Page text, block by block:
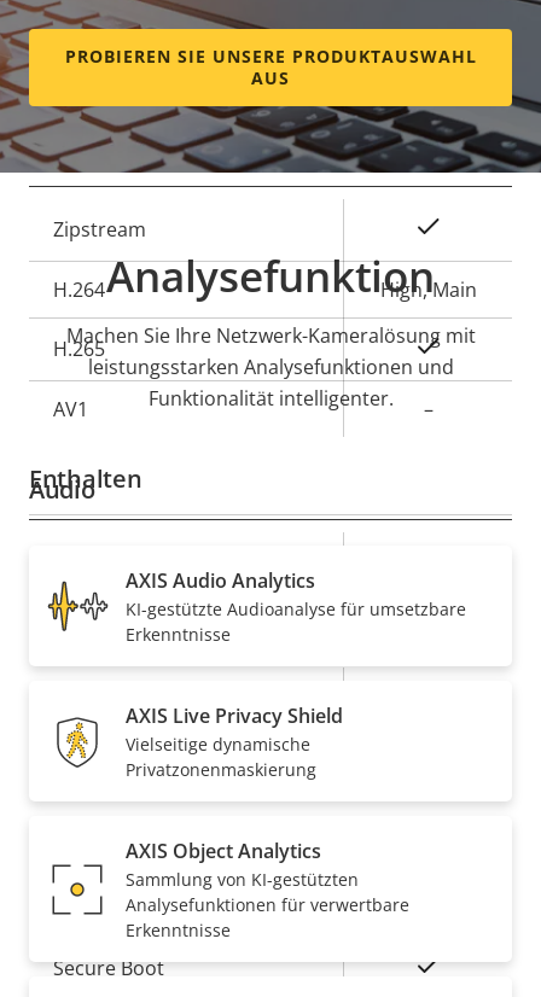
Objektivanschluss
Komprimierung
Eigentumsbeschreibung Eigentumswert
Zipstream
H.264 High, Main
H.265 Ja
AV1 –
Audio
Netzwerk
Drahtlos
Eigentumsbeschreibung Eigentumswert
Signiertes OS
Secure Boot Ja
PROBIEREN SIE UNSERE PRODUKTAUSWAHL
AUS
Analysefunktion
Machen Sie Ihre Netzwerk-Kameralösung mit
leistungsstarken Analysefunktionen und
Funktionalität intelligenter.
Enthalten
AXIS Audio Analytics
KI-gestützte Audioanalyse für umsetzbare
Erkenntnisse
AXIS Live Privacy Shield
Vielseitige dynamische
Privatzonenmaskierung
AXIS Object Analytics
Sammlung von KI-gestützten
Analysefunktionen für verwertbare
Erkenntnisse